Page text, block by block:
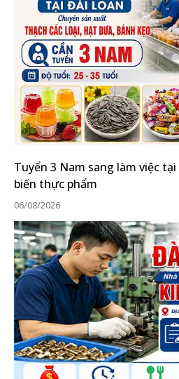
Tuyển 3 Nam sang làm việc
biến thực phẩm
06/08/2026